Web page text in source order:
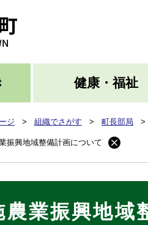
健康・福祉
ジ > 組織でさがす > 町長部局 >
振興地域整備計画について
農業振興地域